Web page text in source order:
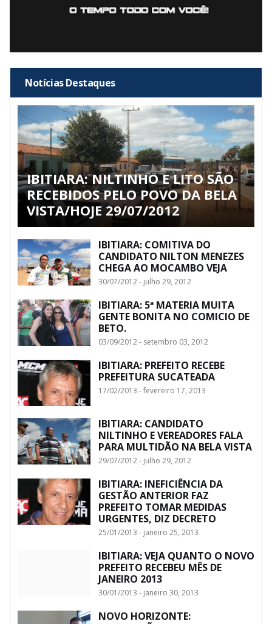
Notícias Destaques
IBITIARA: NILTINHO E LITO SÃO
RECEBIDOS PELO POVO DA BELA
VISTA/HOJE 29/07/2012
IBITIARA: COMITIVA DO
CANDIDATO NILTON MENEZES
CHEGA AO MOCAMBO VEJA
30/07/2012 - julho 29, 2012
IBITIARA: 5ª MATERIA MUITA
GENTE BONITA NO COMICIO DE
BETO.
03/09/2012 - setembro 03, 2012
IBITIARA: PREFEITO RECEBE
PREFEITURA SUCATEADA
17/02/2013 - fevereiro 17, 2013
IBITIARA: CANDIDATO
NILTINHO E VEREADORES FALA
PARA MULTIDÃO NA BELA VISTA
29/07/2012 - julho 29, 2012
IBITIARA: INEFICIÊNCIA DA
GESTÃO ANTERIOR FAZ
PREFEITO TOMAR MEDIDAS
URGENTES, DIZ DECRETO
25/01/2013 - janeiro 25, 2013
IBITIARA: VEJA QUANTO O NOVO
PREFEITO RECEBEU MÊS DE
JANEIRO 2013
30/01/2013 - janeiro 30, 2013
NOVO HORIZONTE: